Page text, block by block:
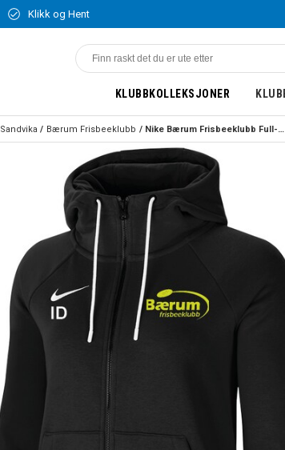
Klikk og Hent
KLUBBKOLLEKSJONER
Sandvika Bærum Frisbeeklubb Nike Bærum Frisbeeklubb Full-Zip Hettegenser Dame Sort